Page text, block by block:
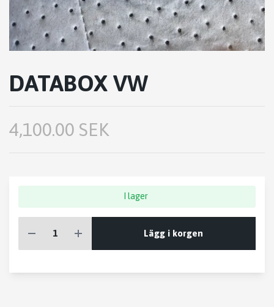
DATABOX VW
4,100.00 SEK
I lager
Lägg i korgen